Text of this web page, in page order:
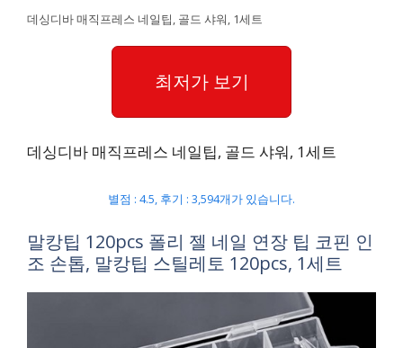
데싱디바 매직프레스 네일팁, 골드 샤워, 1세트
최저가 보기
데싱디바 매직프레스 네일팁, 골드 샤워, 1세트
별점 : 4.5, 후기 : 3,594개가 있습니다.
말캉팁 120pcs 폴리 젤 네일 연장 팁 코핀 인
조 손톱, 말캉팁 스틸레토 120pcs, 1세트